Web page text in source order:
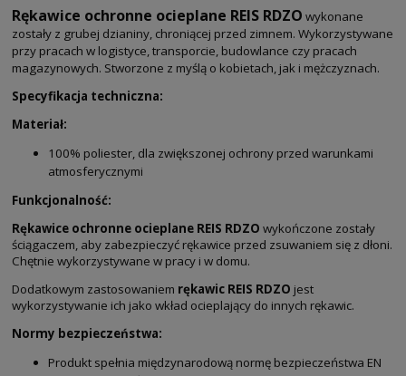
Rękawice ochronne ocieplane REIS RDZO wykonane
zostały z grubej dzianiny, chroniącej przed zimnem. Wykorzystywane
przy pracach w logistyce, transporcie, budowlance czy pracach
magazynowych. Stworzone z myślą o kobietach, jak i mężczyznach.
Specyfikacja techniczna:
Materiał:
100% poliester, dla zwiększonej ochrony przed warunkami
atmosferycznymi
Funkcjonalność:
Rękawice ochronne ocieplane REIS RDZO wykończone zostały
ściągaczem, aby zabezpieczyć rękawice przed zsuwaniem się z dłoni.
Chętnie wykorzystywane w pracy i w domu.
Dodatkowym zastosowaniem rękawic REIS RDZO jest
wykorzystywanie ich jako wkład ocieplający do innych rękawic.
Normy bezpieczeństwa:
Produkt spełnia międzynarodową normę bezpieczeństwa EN